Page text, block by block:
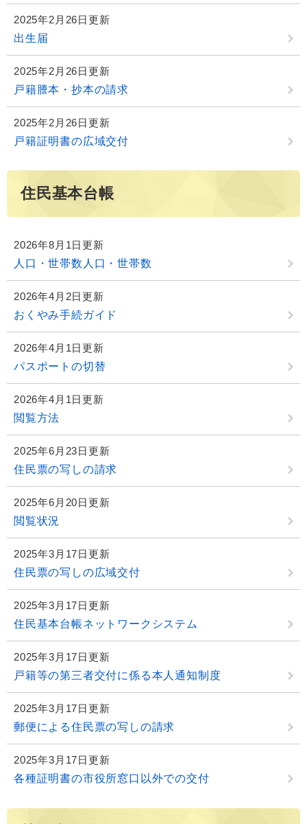
2025年2月26日更新
出生届
2025年2月26日更新
戸籍謄本・抄本の請求
2025年2月26日更新
戸籍証明書の広域交付
住民基本台帳
2026年8月1日更新
人口・世帯数人口・世帯数
2026年4月2日更新
おくやみ手続ガイド
2026年4月1日更新
パスポートの切替
2026年4月1日更新
閲覧方法
2025年6月23日更新
住民票の写しの請求
2025年6月20日更新
閲覧状況
2025年3月17日更新
住民票の写しの広域交付
2025年3月17日更新
住民基本台帳ネットワークシステム
2025年3月17日更新
戸籍等の第三者交付に係る本人通知制度
2025年3月17日更新
郵便による住民票の写しの請求
2025年3月17日更新
各種証明書の市役所窓口以外での交付